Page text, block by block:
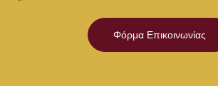
Φόρμα Επικοινωνίας